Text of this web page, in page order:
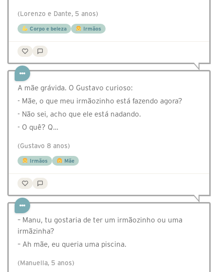
(Lorenzo e Dante, 5 anos)
Corpo e beleza Irmãos
A mãe grávida. O Gustavo curioso:
- Mãe, o que meu irmãozinho está fazendo agora?
- Não sei, acho que ele está nadando.
- O quê? Q…
(Gustavo 8 anos)
Irmãos Mãe
– Manu, tu gostaria de ter um irmãozinho ou uma
irmãzinha?
– Ah mãe, eu queria uma piscina.
(Manuella, 5 anos)